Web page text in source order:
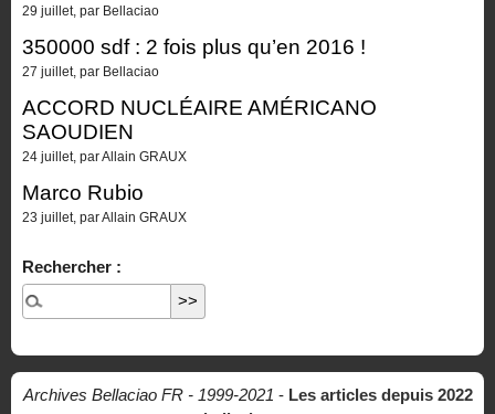
29 juillet, par Bellaciao
350000 sdf : 2 fois plus qu’en 2016 !
27 juillet, par Bellaciao
ACCORD NUCLÉAIRE AMÉRICANO
SAOUDIEN
24 juillet, par Allain GRAUX
Marco Rubio
23 juillet, par Allain GRAUX
Rechercher :
Archives Bellaciao FR - 1999-2021 - Les articles depuis 2022